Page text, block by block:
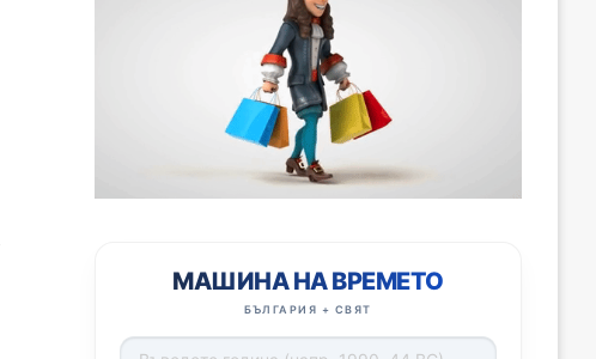
МАШИНА НА ВРЕМЕТО
БЪЛГАРИЯ + СВЯТ